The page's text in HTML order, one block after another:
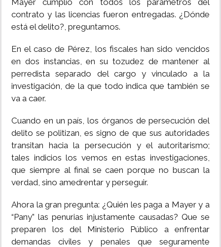
Mayer cumplió con todos los parámetros del
contrato y las licencias fueron entregadas. ¿Dónde
está el delito?, preguntamos.
En el caso de Pérez, los fiscales han sido vencidos
en dos instancias, en su tozudez de mantener al
perredista separado del cargo y vinculado a la
investigación, de la que todo indica que también se
va a caer.
Cuando en un país, los órganos de persecución del
delito se politizan, es signo de que sus autoridades
transitan hacia la persecución y el autoritarismo;
tales indicios los vemos en estas investigaciones,
que siempre al final se caen porque no buscan la
verdad, sino amedrentar y perseguir.
Ahora la gran pregunta: ¿Quién les paga a Mayer y a
“Pany” las penurias injustamente causadas? Que se
preparen los del Ministerio Público a enfrentar
demandas civiles y penales que seguramente